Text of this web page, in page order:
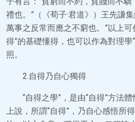
禮也。”（《荀子·君道》）王先謙
萬事之反常而應之不窮也。”以上可
得”的基礎懂得，也可以作為對理學
照。
2.自得乃自心獨得
“自得之學”，是由“自得”方法
上說，所謂“自得”，乃自心感悟所